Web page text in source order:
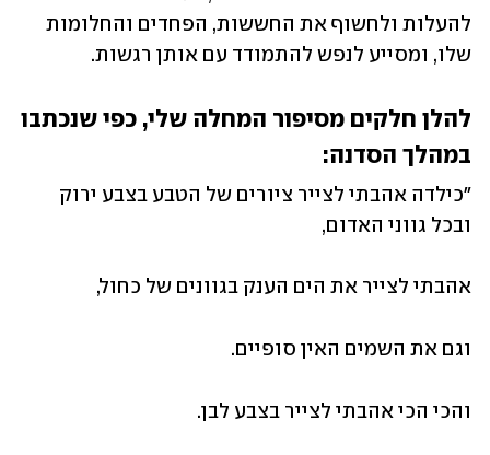
שלו, ומסייע לנפש להתמודד עם אותן רגשות.
במהלך הסדנה:
ובכל גווני האדום,
אהבתי לצייר את הים הענק בגוונים של כחול,
וגם את השמים האין סופיים.
והכי הכי אהבתי לצייר בצבע לבן.